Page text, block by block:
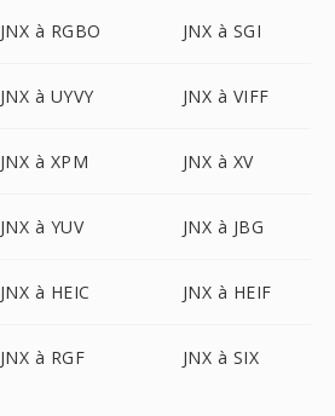
JNX à RGBO JNX à SGI
JNX à UYVY JNX à VIFF
JNX à XPM JNX à XV
JNX à YUV JNX à JBG
JNX à HEIC JNX à HEIF
JNX à RGF JNX à SIX